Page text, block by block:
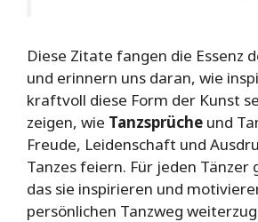
Diese Zitate fangen die Essenz
und erinnern uns daran, wie
kraftvoll diese Form der Kunst
zeigen, wie Tanzsprüche und
Freude, Leidenschaft und
Tanzes feiern. Für jeden Tänzer
das sie inspirieren und
persönlichen Tanzweg